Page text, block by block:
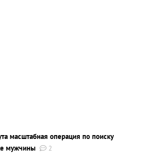
масштабная операция по поиску
мужчины
2